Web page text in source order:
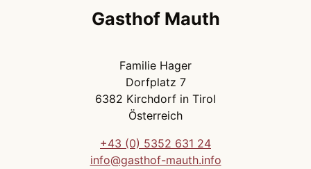
Gasthof Mauth
Familie Hager
Dorfplatz 7
6382 Kirchdorf in Tirol
Österreich
+43 (0) 5352 631 24
info@gasthof-mauth.info